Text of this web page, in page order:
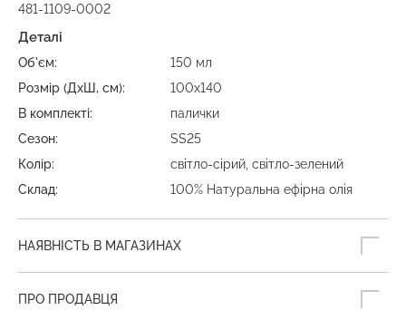
481-1109-0002
Деталі
Об'єм:
150 мл
Розмір (ДхШ, см):
100х140
В комплекті:
палички
Сезон:
SS25
Колір:
світло-сірий, світло-зелений
Склад:
100% Натуральна ефірна олія
НАЯВНІСТЬ В МАГАЗИНАХ
ПРО ПРОДАВЦЯ